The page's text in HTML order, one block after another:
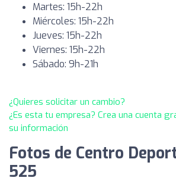
Martes: 15h-22h
Miércoles: 15h-22h
Jueves: 15h-22h
Viernes: 15h-22h
Sábado: 9h-21h
¿Quieres solicitar un cambio?
¿Es esta tu empresa? Crea una cuenta
su información
Fotos de Centro
525